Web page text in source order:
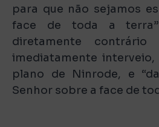
para que não sejamos
face de toda a
diretamente
imediatamente interveio,
plano de Ninrode, e
Senhor sobre a face de